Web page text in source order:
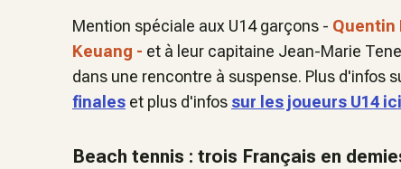
Mention spéciale aux U14 garçons - Quentin
Keuang - et à leur capitaine Jean-Marie
dans une rencontre à suspense. Plus d'infos
finales et plus d'infos sur les joueurs U14
Beach tennis : trois Français en